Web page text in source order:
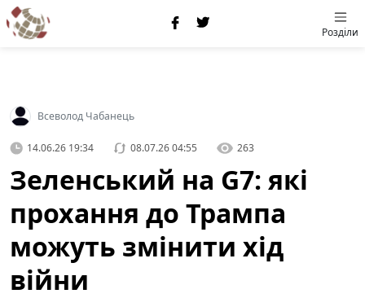
Розділи
Всеволод Чабанець
14.06.26 19:34 08.07.26 04:55 263
Зеленський на G7: які
прохання до Трампа
можуть змінити хід
війни